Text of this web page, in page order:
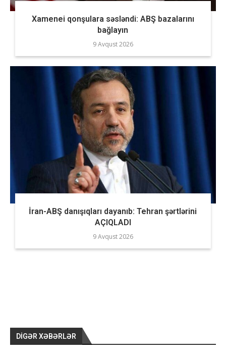
Xamenei qonşulara səsləndi: ABŞ bazalarını
bağlayın
9 Avqust 2026
İran-ABŞ danışıqları dayanıb: Tehran şərtlərini
AÇIQLADI
9 Avqust 2026
DIGƏR XƏBƏRLƏR